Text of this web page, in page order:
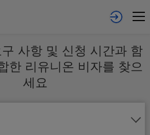
사항 및 신청 시간과 함
한 리유니온 비자를 찾으
세요